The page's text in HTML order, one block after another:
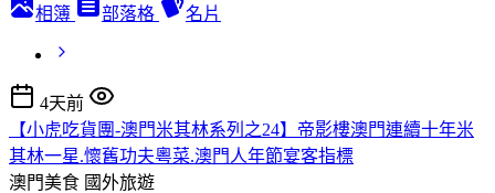
相簿 部落格 名片
4天前
【小虎吃貨團-澳門米其林系列之24】帝影樓澳門連續十年米
其林一星.懷舊功夫粵菜.澳門人年節宴客指標
澳門美食 國外旅遊